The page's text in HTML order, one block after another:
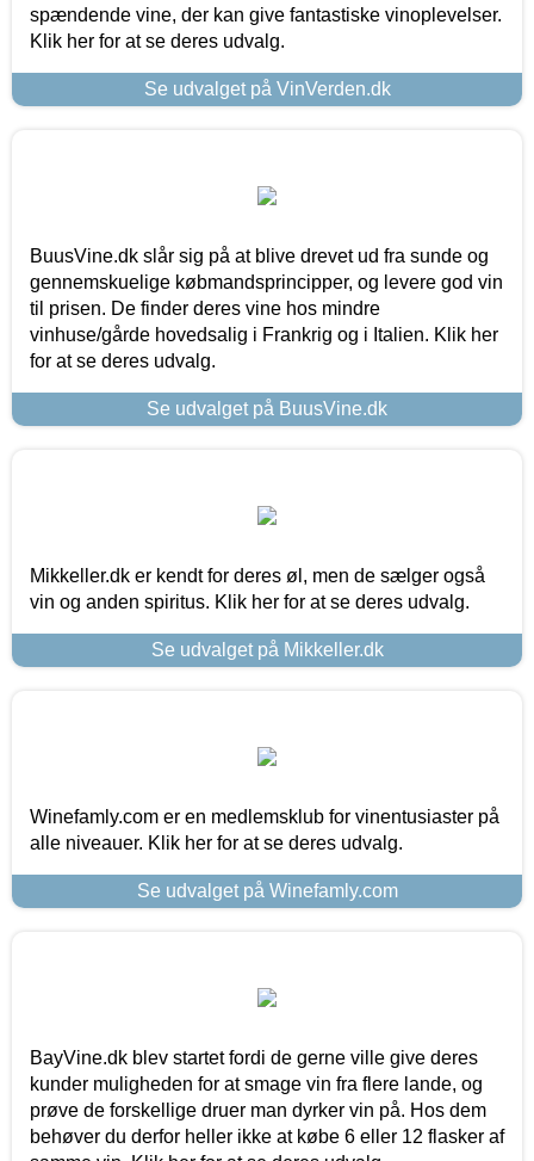
spændende vine, der kan give fantastiske vinoplevelser.
Klik her for at se deres udvalg.
Se udvalget på VinVerden.dk
BuusVine.dk slår sig på at blive drevet ud fra sunde og
gennemskuelige købmandsprincipper, og levere god vin
til prisen. De finder deres vine hos mindre
vinhuse/gårde hovedsalig i Frankrig og i Italien. Klik her
for at se deres udvalg.
Se udvalget på BuusVine.dk
Mikkeller.dk er kendt for deres øl, men de sælger også
vin og anden spiritus. Klik her for at se deres udvalg.
Se udvalget på Mikkeller.dk
Winefamly.com er en medlemsklub for vinentusiaster på
alle niveauer. Klik her for at se deres udvalg.
Se udvalget på Winefamly.com
BayVine.dk blev startet fordi de gerne ville give deres
kunder muligheden for at smage vin fra flere lande, og
prøve de forskellige druer man dyrker vin på. Hos dem
behøver du derfor heller ikke at købe 6 eller 12 flasker af